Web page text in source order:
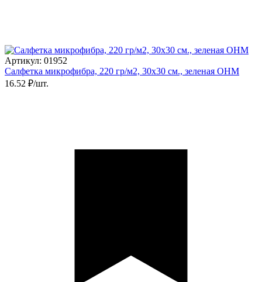
Артикул: 01952
Салфетка микрофибра, 220 гр/м2, 30х30 см., зеленая ОНМ
16.52 ₽/шт.